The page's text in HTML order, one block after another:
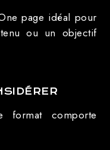
page idéal pour
ou un objectif
format comporte